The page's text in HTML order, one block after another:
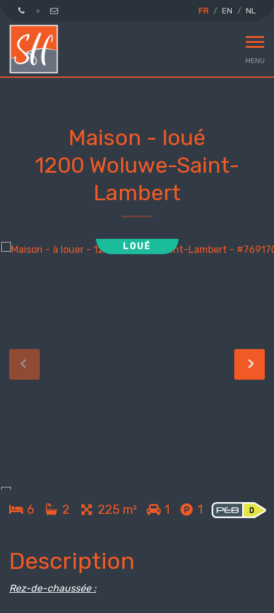
FR EN NL
MENU
Maison - loué
1200 Woluwe-Saint-
Lambert
LOUÉ
6 2 225 m² 1 1
Description
Rez-de-chaussée :